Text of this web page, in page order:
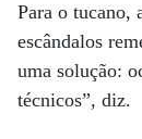
Para o tucano,
escândalos
uma solução:
técnicos”, diz.